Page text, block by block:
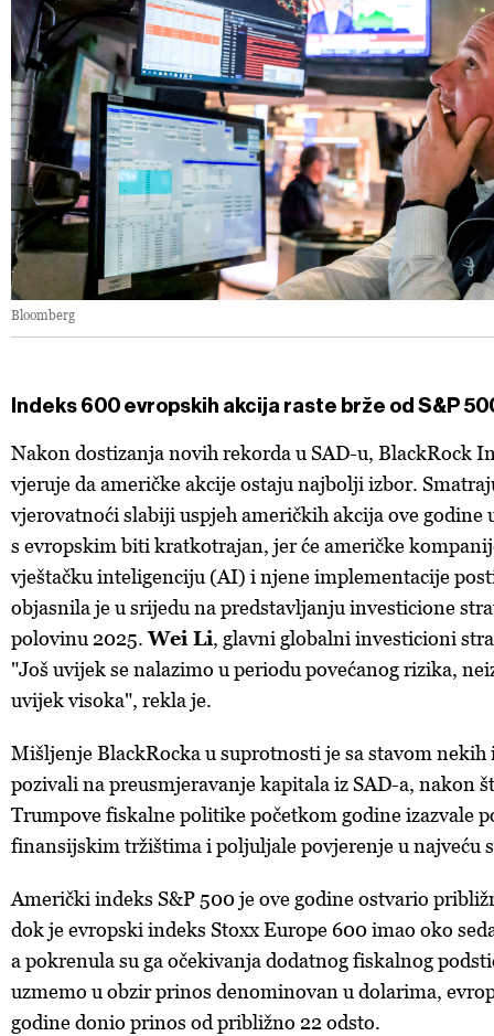
Bloomberg
Indeks 600 evropskih akcija raste brže od S&P
Nakon dostizanja novih rekorda u SAD-u, BlackRock
vjeruje da američke akcije ostaju najbolji izbor.
vjerovatnoći slabiji uspjeh američkih akcija ove godine
s evropskim biti kratkotrajan, jer će američke
vještačku inteligenciju (AI) i njene implementacije
objasnila je u srijedu na predstavljanju investicione
polovinu 2025.Wei Li, glavni globalni investicioni
"Još uvijek se nalazimo u periodu povećanog rizika,
uvijek visoka", rekla je.
Mišljenje BlackRocka u suprotnosti je sa stavom
pozivali na preusmjeravanje kapitala iz SAD-a, nakon
Trumpove fiskalne politike početkom godine izazvale
finansijskim tržištima i poljuljale povjerenje u najveću
Američki indeks S&P 500 je ove godine ostvario
dok je evropski indeks Stoxx Europe 600 imao oko
a pokrenula su ga očekivanja dodatnog fiskalnog
uzmemo u obzir prinos denominovan u dolarima,
godine donio prinos od približno 22 odsto.